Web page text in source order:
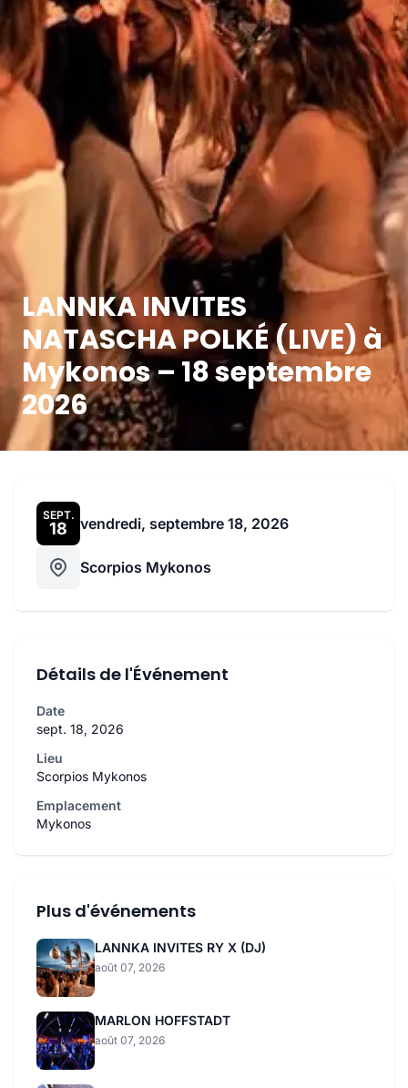
LANNKA INVITES
NATASCHA POLKÉ (LIVE) à
Mykonos – 18 septembre
2026
SEPT.
18 vendredi, septembre 18, 2026
Scorpios Mykonos
Détails de l'Événement
Date
sept. 18, 2026
Lieu
Scorpios Mykonos
Emplacement
Mykonos
Plus d'événements
LANNKA INVITES RY X (DJ)
août 07, 2026
MARLON HOFFSTADT
août 07, 2026